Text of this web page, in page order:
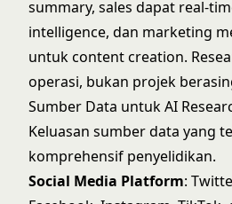
summary, sales dapat real-
intelligence, dan marketing
untuk content creation.
operasi, bukan projek
Sumber Data untuk AI
Keluasan sumber data yang
komprehensif penyelidikan.
Social Media Platform: